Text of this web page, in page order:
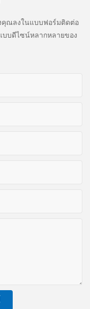
คุณลงในแบบฟอร์มติดต่อ
บบดีไซน์หลากหลายของ